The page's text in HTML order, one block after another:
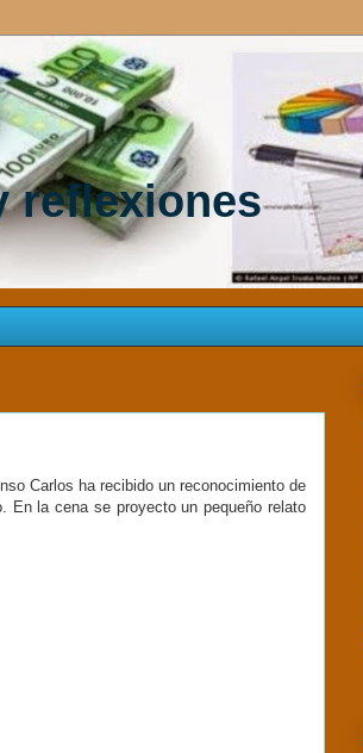
reflexiones
Carlos ha recibido un reconocimiento de
En la cena se proyecto un pequeño relato